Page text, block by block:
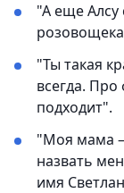
"А еще Алсу
"Ты такая
всегда.
подходит".
"Моя мама
назвать
имя